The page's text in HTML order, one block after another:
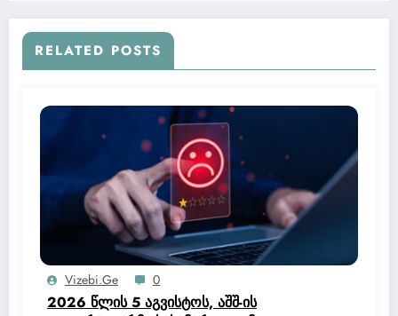
RELATED POSTS
Vizebi.ge 0
2026 წლის 5 აგვისტოს, აშშ-ის